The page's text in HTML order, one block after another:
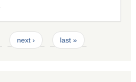
next › last »